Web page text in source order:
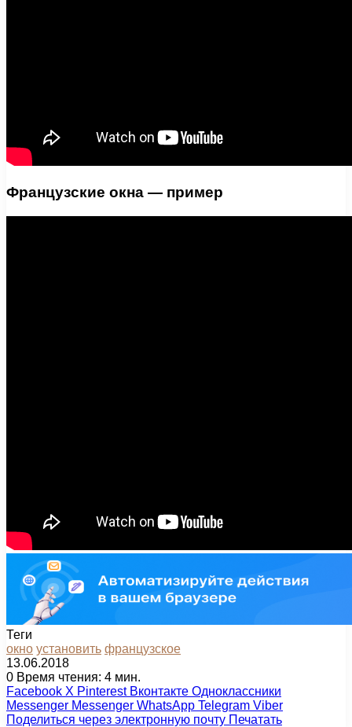
Французские окна — пример
Теги
окно установить французское
13.06.2018
0 Время чтения: 4 мин.
Facebook X Pinterest Вконтакте Одноклассники
Messenger Messenger WhatsApp Telegram Viber
Поделиться через электронную почту Печатать